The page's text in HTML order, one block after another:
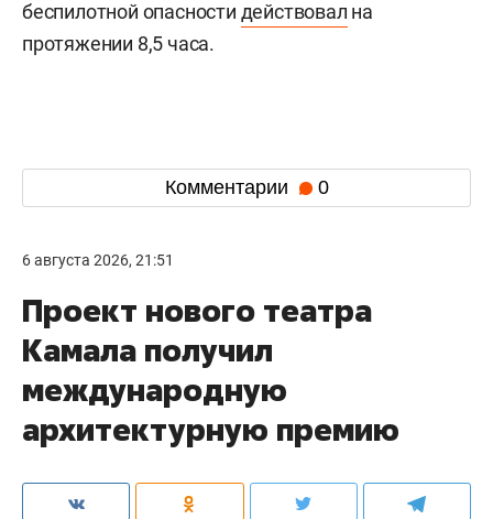
беспилотной опасности действовал на
протяжении 8,5 часа.
Комментарии 0
6 августа 2026, 21:51
Проект нового театра
Камала получил
международную
архитектурную премию